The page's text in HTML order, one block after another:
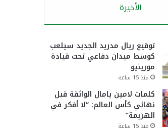
الأخيرة
توقيع ريال مدريد الجديد سيلعب
كوسط ميدان دفاعي تحت قيادة
مورينيو
منذ 15 ساعة
كلمات لامين يامال الواثقة قبل
نهائي كأس العالم: “لا أفكر في
الهزيمة”
منذ 15 ساعة